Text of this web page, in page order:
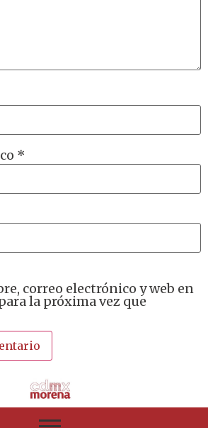
*
correo electrónico y web en
la próxima vez que